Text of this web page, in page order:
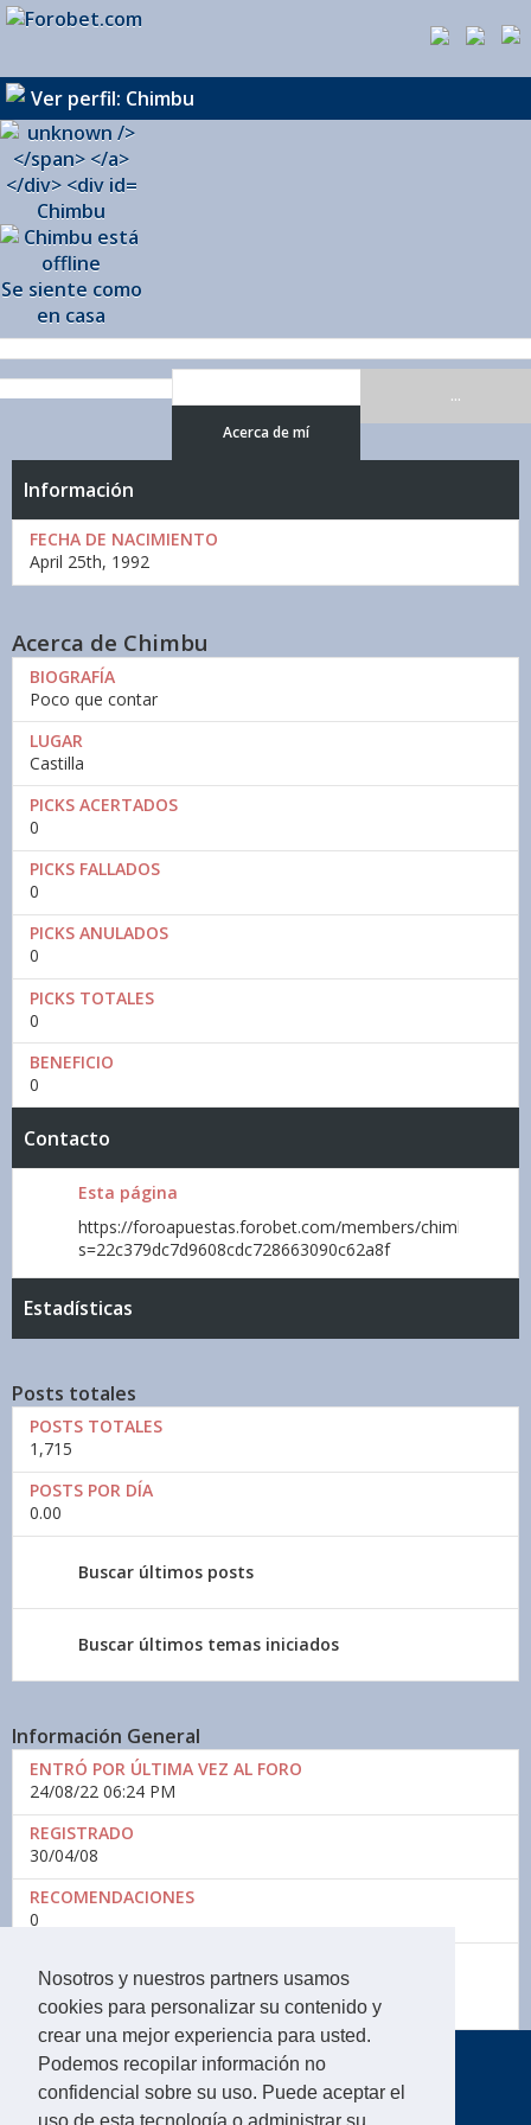
Nosotros y nuestros partners usamos
cookies para personalizar su contenido y
crear una mejor experiencia para usted.
Podemos recopilar información no
confidencial sobre su uso. Puede aceptar el
uso de esta tecnología o administrar su
Ver perfil: Chimbu
Chimbu
Se siente como
en casa
Acerca de mí
...
Información
FECHA DE NACIMIENTO
April 25th, 1992
Acerca de Chimbu
BIOGRAFÍA
Poco que contar
LUGAR
Castilla
PICKS ACERTADOS
0
PICKS FALLADOS
0
PICKS ANULADOS
0
PICKS TOTALES
0
BENEFICIO
0
Contacto
Esta página
https://foroapuestas.forobet.com/members/chimbu.html?
s=22c379dc7d9608cdc728663090c62a8f
Estadísticas
Posts totales
POSTS TOTALES
1,715
POSTS POR DÍA
0.00
Buscar últimos posts
Buscar últimos temas iniciados
Información General
ENTRÓ POR ÚLTIMA VEZ AL FORO
24/08/22 06:24 PM
REGISTRADO
30/04/08
RECOMENDACIONES
0
Página web
http://www.maquis.es